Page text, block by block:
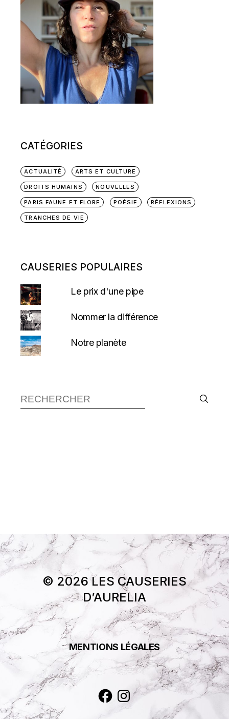
CATÉGORIES
ACTUALITÉ ARTS ET CULTURE
DROITS HUMAINS NOUVELLES
PARIS FAUNE ET FLORE POÉSIE RÉFLEXIONS
TRANCHES DE VIE
CAUSERIES POPULAIRES
Le prix d'une pipe
Nommer la différence
Notre planète
Recherche :
© 2026 LES CAUSERIES
D’AURELIA
MENTIONS LÉGALES
Facebook
Instagram